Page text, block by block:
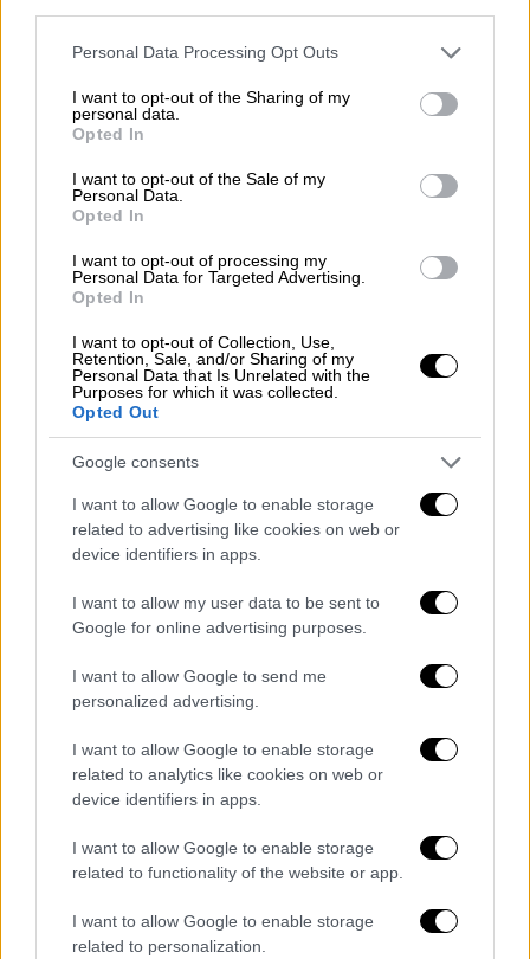
Please note that this website/app uses one or more Google
not limited to your visit or usage behaviour. You may click to
grant or deny consent to Google and its third-party tags to
use your data for below specified purposes in below Google
consent section.
Personal Data Processing Opt Outs
I want to opt-out of the Sharing of my
personal data.
Opted In
I want to opt-out of the Sale of my
Personal Data.
Opted In
I want to opt-out of processing my
Personal Data for Targeted Advertising.
Opted In
I want to opt-out of Collection, Use,
Retention, Sale, and/or Sharing of my
Personal Data that Is Unrelated with the
Purposes for which it was collected.
Opted Out
Google consents
I want to allow Google to enable storage
related to advertising like cookies on web or
device identifiers in apps.
I want to allow my user data to be sent to
Google for online advertising purposes.
I want to allow Google to send me
personalized advertising.
I want to allow Google to enable storage
related to analytics like cookies on web or
device identifiers in apps.
I want to allow Google to enable storage
related to functionality of the website or app.
I want to allow Google to enable storage
related to personalization.
Κορονοϊός: Μαθητής γυμνασίου στον
Πύργο βρέθηκε θετικός στον ιό
O μαθητής είναι ασυμπτωματικός και
βρίσκεται σε καραντίνα στο σπίτι του
Ελλάδα|26.07.2020 17:21
έκταση στην Ωλένη